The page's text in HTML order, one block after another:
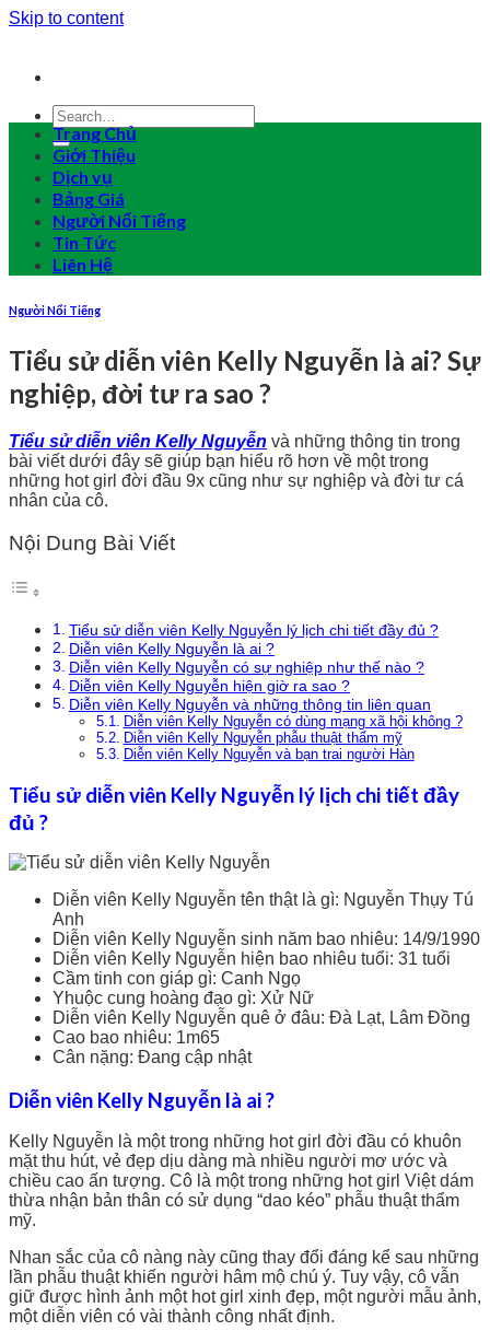
Skip to content
Trang Chủ
Giới Thiệu
Dịch vụ
Bảng Giá
Người Nổi Tiếng
Tin Tức
Liên Hệ
Người Nổi Tiếng
Tiểu sử diễn viên Kelly Nguyễn là ai? Sự
nghiệp, đời tư ra sao ?
Tiểu sử diễn viên Kelly Nguyễn và những thông tin trong
bài viết dưới đây sẽ giúp bạn hiểu rõ hơn về một trong
những hot girl đời đầu 9x cũng như sự nghiệp và đời tư cá
nhân của cô.
Nội Dung Bài Viết
Tiểu sử diễn viên Kelly Nguyễn lý lịch chi tiết đầy đủ ?
Diễn viên Kelly Nguyễn là ai ?
Diễn viên Kelly Nguyễn có sự nghiệp như thế nào ?
Diễn viên Kelly Nguyễn hiện giờ ra sao ?
Diễn viên Kelly Nguyễn và những thông tin liên quan
Diễn viên Kelly Nguyễn có dùng mạng xã hội không ?
Diễn viên Kelly Nguyễn phẫu thuật thẩm mỹ
Diễn viên Kelly Nguyễn và bạn trai người Hàn
Tiểu sử diễn viên Kelly Nguyễn lý lịch chi tiết đầy
đủ ?
Diễn viên Kelly Nguyễn tên thật là gì: Nguyễn Thụy Tú
Anh
Diễn viên Kelly Nguyễn sinh năm bao nhiêu: 14/9/1990
Diễn viên Kelly Nguyễn hiện bao nhiêu tuổi: 31 tuổi
Cầm tinh con giáp gì: Canh Ngọ
Yhuộc cung hoàng đạo gì: Xử Nữ
Diễn viên Kelly Nguyễn quê ở đâu: Đà Lạt, Lâm Đồng
Cao bao nhiêu: 1m65
Cân nặng: Đang cập nhật
Diễn viên Kelly Nguyễn là ai ?
Kelly Nguyễn là một trong những hot girl đời đầu có khuôn
mặt thu hút, vẻ đẹp dịu dàng mà nhiều người mơ ước và
chiều cao ấn tượng. Cô là một trong những hot girl Việt dám
thừa nhận bản thân có sử dụng “dao kéo” phẫu thuật thẩm
mỹ.
Nhan sắc của cô nàng này cũng thay đổi đáng kể sau những
lần phẫu thuật khiến người hâm mộ chú ý. Tuy vậy, cô vẫn
giữ được hình ảnh một hot girl xinh đẹp, một người mẫu ảnh,
một diễn viên có vài thành công nhất định.